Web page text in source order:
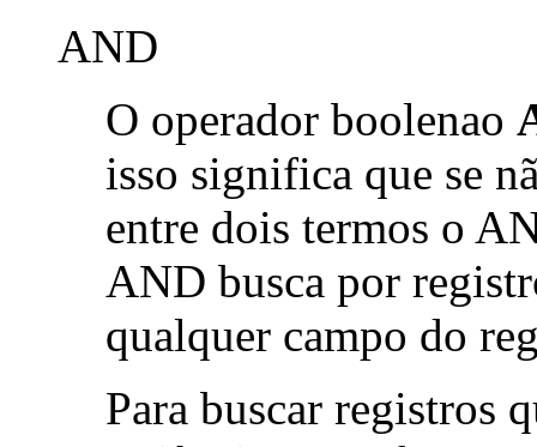
AND
O operador boolenao
isso significa que se
entre dois termos o
AND busca por
qualquer campo do
Para buscar registros